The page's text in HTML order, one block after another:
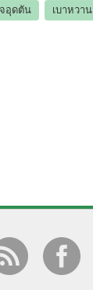
อุดตัน
เบาหวาน